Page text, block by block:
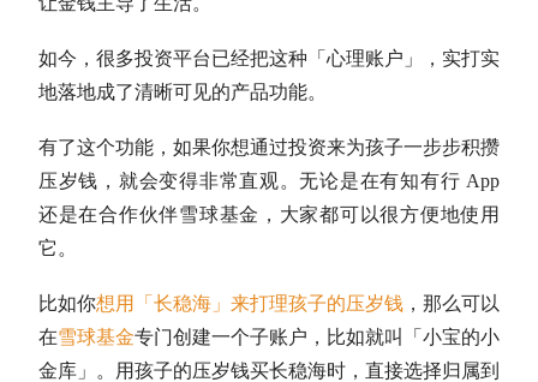
如今，很多投资平台已经把这种「心理账户」，实打实
地落地成了清晰可见的产品功能。
有了这个功能，如果你想通过投资来为孩子一步步积攒
压岁钱，就会变得非常直观。无论是在有知有行 App
还是在合作伙伴雪球基金，大家都可以很方便地使用
它。
比如你想用「长稳海」来打理孩子的压岁钱 ，那么可以
在雪球基金专门创建一个子账户，比如就叫「小宝的小
金库」。用孩子的压岁钱买长稳海时，直接选择归属到